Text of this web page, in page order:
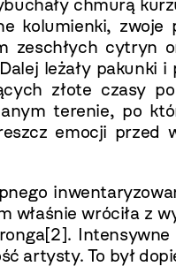
chmurą
kolumienki,
zeschłych cytryn
leżały pakunki
złote czasy
terenie, po
emocji przed
właśnie wróciła z
[2].
artysty. To był